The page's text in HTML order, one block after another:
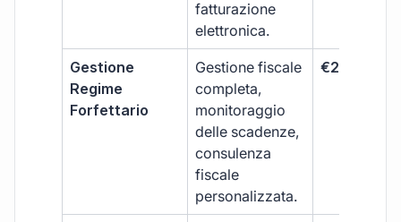
fatturazione
elettronica.
Gestione
Regime
Forfettario
Gestione fiscale
completa,
monitoraggio
delle scadenze,
consulenza
fiscale
personalizzata.
€264 +